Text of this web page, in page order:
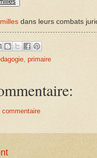
dans leurs combats
primaire
commentaire